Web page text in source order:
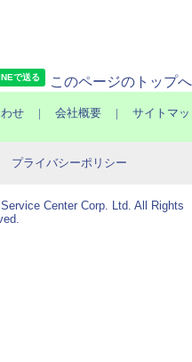
このページのトップへ